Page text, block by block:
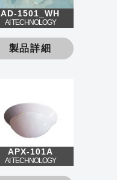
AD-1501_WH
AI TECHNOLOGY
製品詳細
APX-101A
AI TECHNOLOGY